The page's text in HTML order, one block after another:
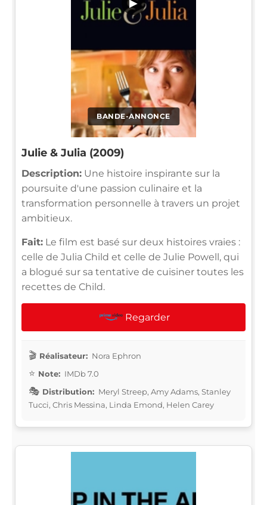
BANDE-ANNONCE
▶
Julie & Julia (2009)
Description: Une histoire inspirante sur la
poursuite d'une passion culinaire et la
transformation personnelle à travers un projet
ambitieux.
Fait: Le film est basé sur deux histoires vraies :
celle de Julia Child et celle de Julie Powell, qui
a blogué sur sa tentative de cuisiner toutes les
recettes de Child.
Regarder
Réalisateur: Nora Ephron
Note: IMDb 7.0
Distribution: Meryl Streep, Amy Adams, Stanley
Tucci, Chris Messina, Linda Emond, Helen Carey